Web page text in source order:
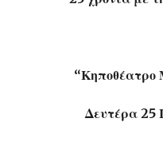
“Κηποθέατρο
Δευτέρα 25